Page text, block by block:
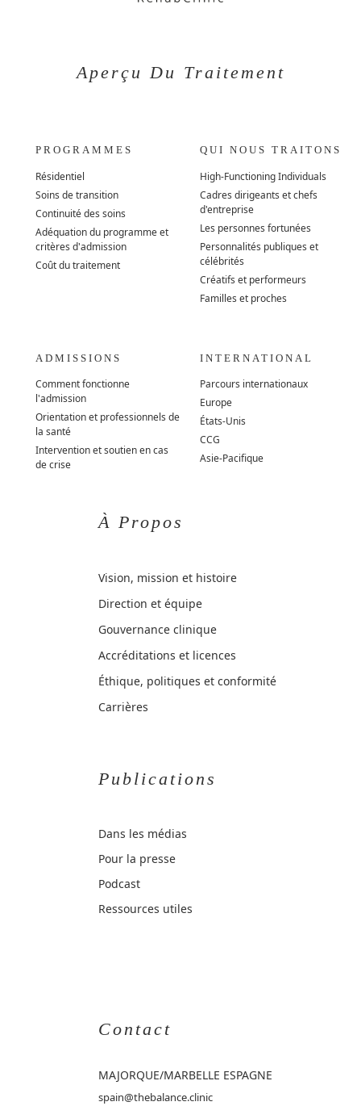
Aperçu Du Traitement
PROGRAMMES
Résidentiel
Soins de transition
Continuité des soins
Adéquation du programme et
critères d'admission
Coût du traitement
QUI NOUS TRAITONS
High-Functioning Individuals
Cadres dirigeants et chefs
d'entreprise
Les personnes fortunées
Personnalités publiques et
célébrités
Créatifs et performeurs
Familles et proches
ADMISSIONS
Comment fonctionne
l'admission
Orientation et professionnels de
la santé
Intervention et soutien en cas
de crise
INTERNATIONAL
Parcours internationaux
Europe
États-Unis
CCG
Asie-Pacifique
À Propos
Vision, mission et histoire
Direction et équipe
Gouvernance clinique
Accréditations et licences
Éthique, politiques et conformité
Carrières
Publications
Dans les médias
Pour la presse
Podcast
Ressources utiles
Contact
MAJORQUE/MARBELLE ESPAGNE
spain@thebalance.clinic